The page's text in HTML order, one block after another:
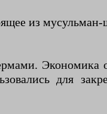
из
Экономика
для